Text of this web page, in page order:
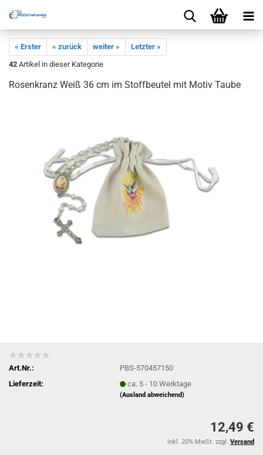
« Erster « zurück weiter »
Letzter »
42 Artikel in dieser Kategorie
Rosenkranz Weiß 36 cm im Stoffbeutel mit Motiv Taube
Art.Nr.:
PBS-570457150
Lieferzeit:
ca. 5 - 10 Werktage
(Ausland abweichend)
12,49 €
inkl. 20% MwSt. zzgl. Versand